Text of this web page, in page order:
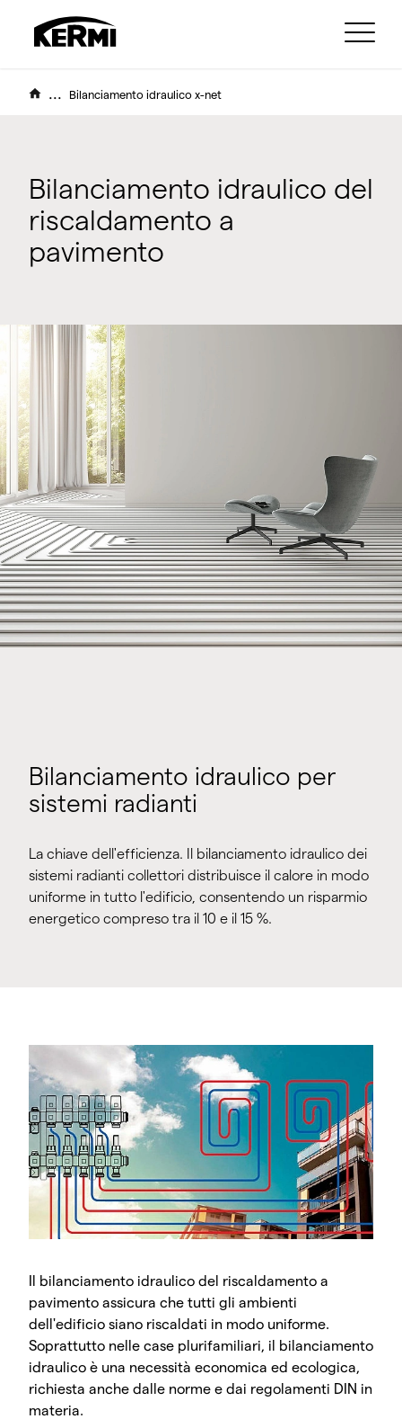
... Bilanciamento idraulico x-net
Bilanciamento idraulico del
riscaldamento a
pavimento
Bilanciamento idraulico per
sistemi radianti
La chiave dell'efficienza. Il bilanciamento idraulico dei
sistemi radianti collettori distribuisce il calore in modo
uniforme in tutto l'edificio, consentendo un risparmio
energetico compreso tra il 10 e il 15 %.
Il bilanciamento idraulico del riscaldamento a
pavimento assicura che tutti gli ambienti
dell'edificio siano riscaldati in modo uniforme.
Soprattutto nelle case plurifamiliari, il bilanciamento
idraulico è una necessità economica ed ecologica,
richiesta anche dalle norme e dai regolamenti DIN in
materia.